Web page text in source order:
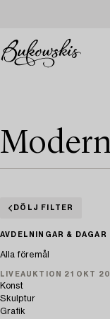
DÖLJ FILTER
AVDELNINGAR & DAGAR
Alla föremål
LIVEAUKTION 21 OKT
Konst
Skulptur
Grafik